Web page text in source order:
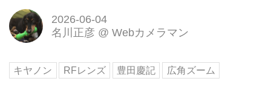
2026-06-04
名川正彦 @ Webカメラマン
キヤノン RFレンズ 豊田慶記 広角ズーム